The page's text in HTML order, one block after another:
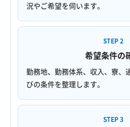
況やご希望を伺います。
STEP 2
希望条件の
勤務地、勤務体系、収入、寮、
びの条件を整理します。
STEP 3